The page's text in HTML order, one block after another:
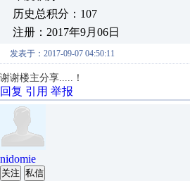
历史总积分：107
注册：2017年9月06日
发表于：2017-09-07 04:50:11
谢谢楼主分享.....！
回复 引用 举报
nidomie
关注 私信